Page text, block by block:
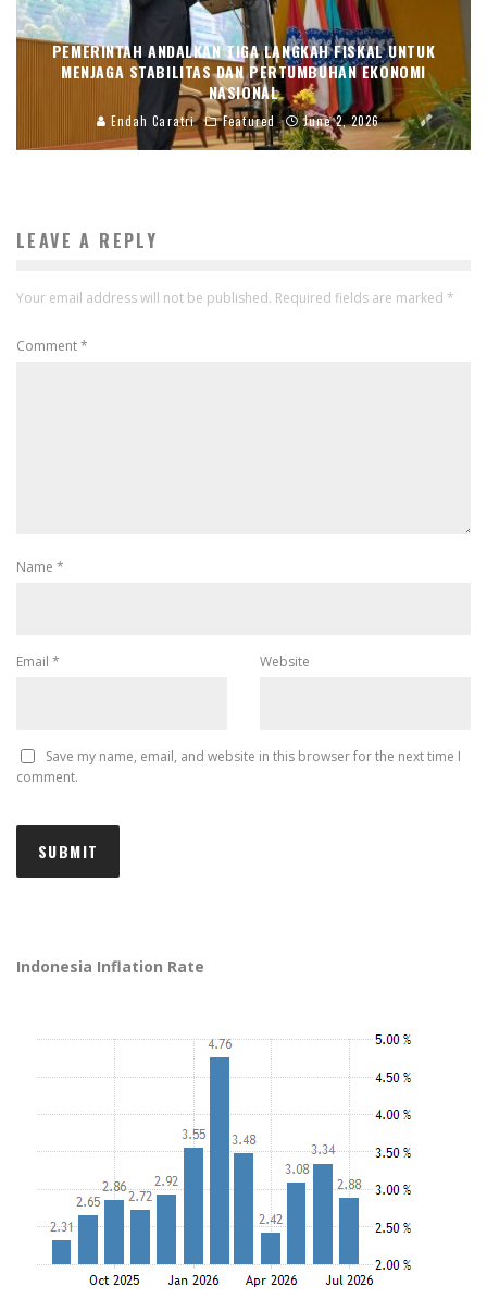
PEMERINTAH ANDALKAN TIGA LANGKAH FISKAL UNTUK
MENJAGA STABILITAS DAN PERTUMBUHAN EKONOMI
NASIONAL
Endah Caratri Featured June 2, 2026
LEAVE A REPLY
Your email address will not be published. Required fields are marked *
Comment*
Name *
Email * Website
Save my name, email, and website in this browser for the next time I
comment.
Indonesia Inflation Rate